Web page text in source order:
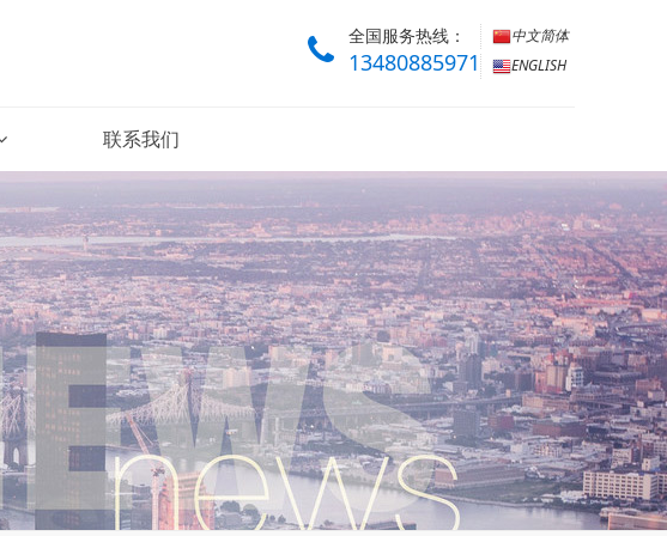
中文简体
ENGLISH
全国服务热线：
13480885971
联系我们